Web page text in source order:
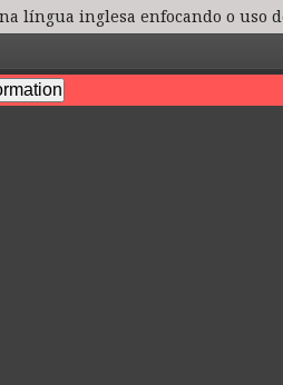
língua inglesa enfocando o uso